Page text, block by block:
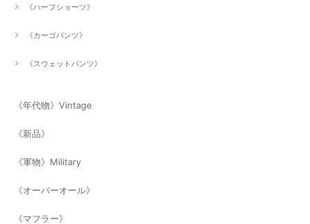
《ハーフショーツ》
《カーゴパンツ》
《スウェットパンツ》
《年代物》Vintage
《新品》
《軍物》Military
《オーバーオール》
《マフラー》